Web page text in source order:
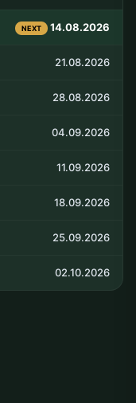
14.08.2026
NEXT
21.08.2026
28.08.2026
04.09.2026
11.09.2026
18.09.2026
25.09.2026
02.10.2026